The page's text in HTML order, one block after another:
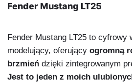
Fender Mustang LT25
Fender Mustang LT25 to cyfrowy
modelujący, oferujący ogromną
brzmień dzięki zintegrowanym
Jest to jeden z moich